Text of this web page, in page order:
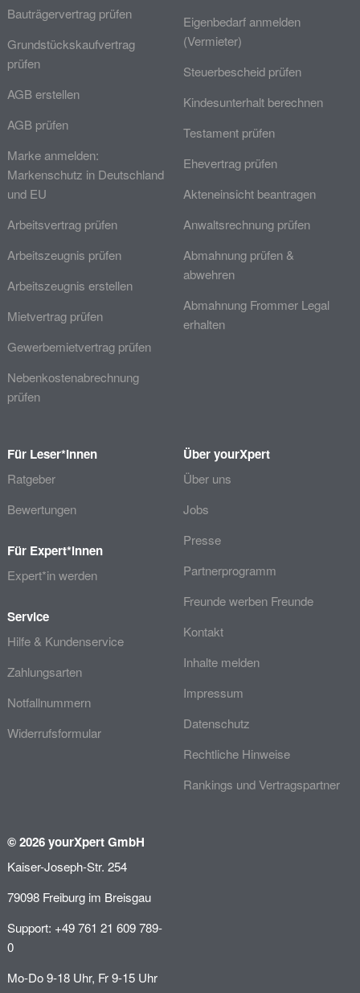
Bauträgervertrag prüfen
Grundstückskaufvertrag
prüfen
AGB erstellen
AGB prüfen
Marke anmelden:
Markenschutz in Deutschland
und EU
Arbeitsvertrag prüfen
Arbeitszeugnis prüfen
Arbeitszeugnis erstellen
Mietvertrag prüfen
Gewerbemietvertrag prüfen
Nebenkostenabrechnung
prüfen
Eigenbedarf anmelden
(Vermieter)
Steuerbescheid prüfen
Kindesunterhalt berechnen
Testament prüfen
Ehevertrag prüfen
Akteneinsicht beantragen
Anwaltsrechnung prüfen
Abmahnung prüfen &
abwehren
Abmahnung Frommer Legal
erhalten
Für Leser*innen
Ratgeber
Bewertungen
Für Expert*innen
Expert*in werden
Service
Hilfe & Kundenservice
Zahlungsarten
Notfallnummern
Widerrufsformular
Über yourXpert
Über uns
Jobs
Presse
Partnerprogramm
Freunde werben Freunde
Kontakt
Inhalte melden
Impressum
Datenschutz
Rechtliche Hinweise
Rankings und Vertragspartner
© 2026 yourXpert GmbH
Kaiser-Joseph-Str. 254
79098 Freiburg im Breisgau
Support: +49 761 21 609 789-
0
Mo-Do 9-18 Uhr, Fr 9-15 Uhr